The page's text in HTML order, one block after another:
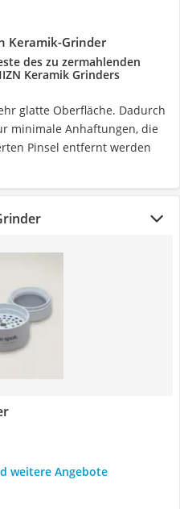
Keramik-Grinder
des zu zermahlenden
Keramik Grinders
glatte Oberfläche. Dadurch
minimale Anhaftungen, die
Pinsel entfernt werden
weitere Angebote